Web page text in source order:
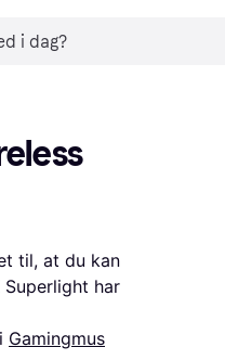
til, at du kan
har
i Gamingmus